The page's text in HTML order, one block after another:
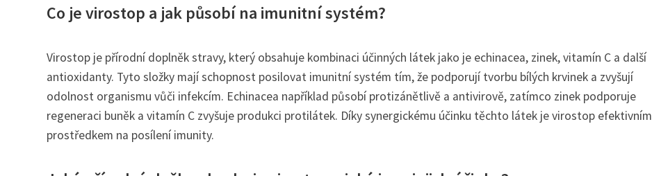
Co je virostop a jak působí na imunitní systém?
Virostop je přírodní doplněk stravy, který obsahuje kombinaci účinných látek jako je echinacea, zinek, vitamín C a další
antioxidanty. Tyto složky mají schopnost posilovat imunitní systém tím, že podporují tvorbu bílých krvinek a zvyšují
odolnost organismu vůči infekcím. Echinacea například působí protizánětlivě a antivirově, zatímco zinek podporuje
regeneraci buněk a vitamín C zvyšuje produkci protilátek. Díky synergickému účinku těchto látek je virostop efektivním
prostředkem na posílení imunity.